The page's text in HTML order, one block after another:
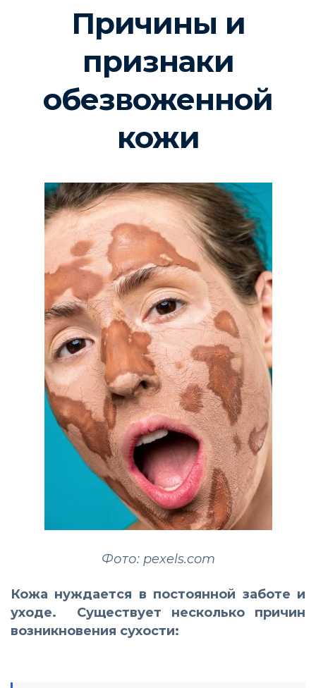
Причины и
признаки
обезвоженной
кожи
Фото: pexels.com
Кожа нуждается в постоянной заботе и
уходе. Существует несколько причин
возникновения сухости: